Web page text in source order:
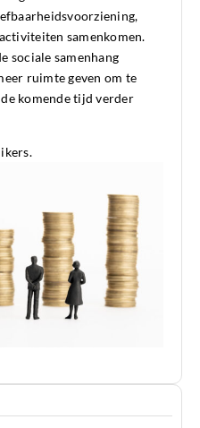
samenkomen.
sociale samenhang
ruimte geven om te
komende tijd verder